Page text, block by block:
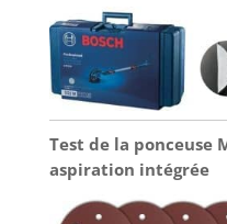
Test de la ponceuse
aspiration intégrée